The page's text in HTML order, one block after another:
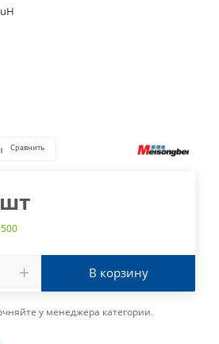
Сравнить
В корзину
у менеджера категории.